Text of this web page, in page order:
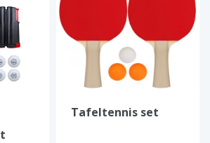
Tafeltennis set